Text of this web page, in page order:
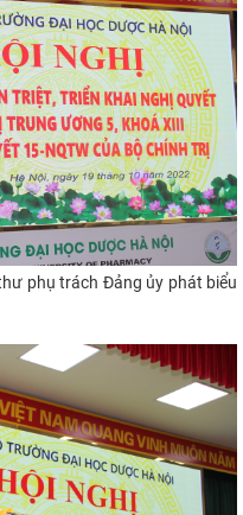
phụ trách Đảng ủy phát biểu